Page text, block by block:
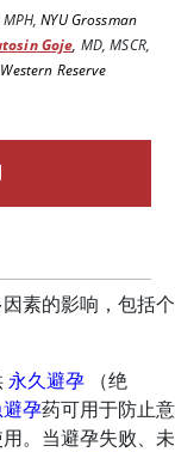
,NYU Grossman
Goje, MD, MSCR,
Reserve
素的影响，包括个
永久避孕 （绝
孕药可用于防止意
。当避孕失败、未